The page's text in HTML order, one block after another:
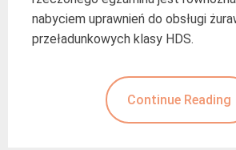
nabyciem uprawnień do obsługi
przeładunkowych klasy HDS.
Continue Reading